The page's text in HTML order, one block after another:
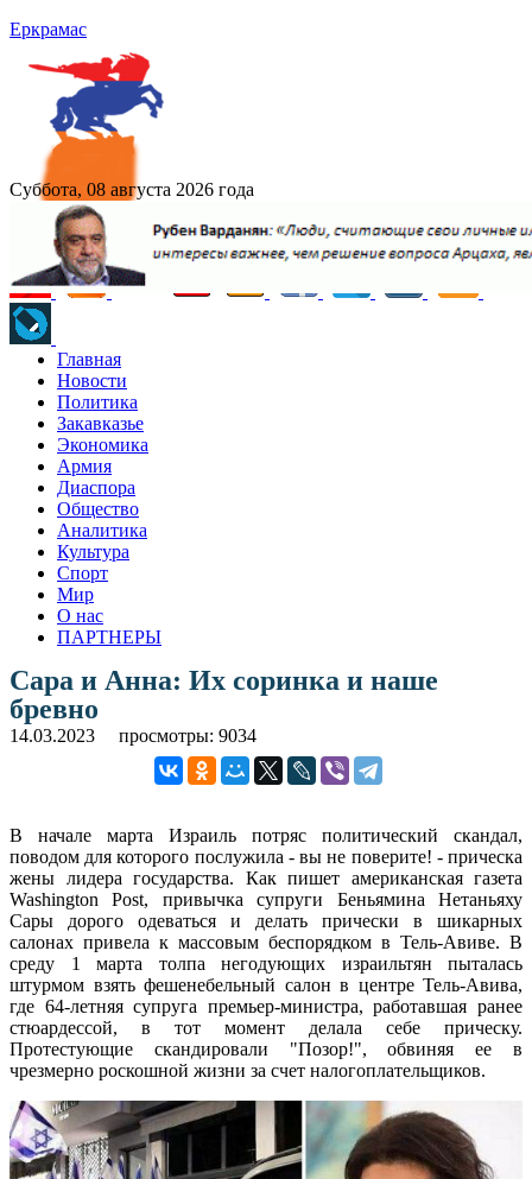
Еркрамас
Суббота, 08 августа 2026 года
Главная
Новости
Политика
Закавказье
Экономика
Армия
Диаспора
Общество
Аналитика
Культура
Спорт
Мир
О нас
ПАРТНЕРЫ
Сара и Анна: Их соринка и наше
бревно
14.03.2023 просмотры: 9034
В начале марта Израиль потряс политический скандал,
поводом для которого послужила - вы не поверите! - прическа
жены лидера государства. Как пишет американская газета
Washington Post, привычка супруги Беньямина Нетаньяху
Сары дорого одеваться и делать прически в шикарных
салонах привела к массовым беспорядком в Тель-Авиве. В
среду 1 марта толпа негодующих израильтян пыталась
штурмом взять фешенебельный салон в центре Тель-Авива,
где 64-летняя супруга премьер-министра, работавшая ранее
стюардессой, в тот момент делала себе прическу.
Протестующие скандировали "Позор!", обвиняя ее в
чрезмерно роскошной жизни за счет налогоплательщиков.